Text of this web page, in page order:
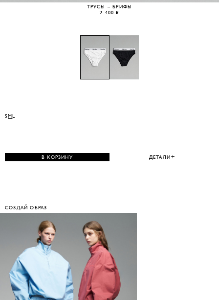
ТРУСЫ – БРИФЫ
2 400 ₽
SML
ДЕТАЛИ
В КОРЗИНУ
СОЗДАЙ ОБРАЗ